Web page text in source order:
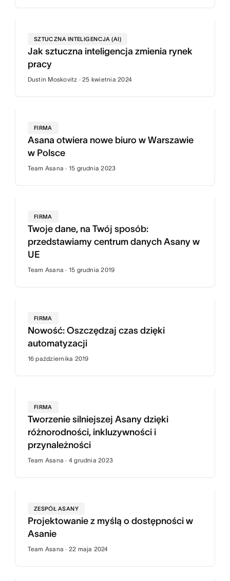
SZTUCZNA INTELIGENCJA (AI)
Jak sztuczna inteligencja zmienia rynek
pracy
Dustin Moskovitz · 25 kwietnia 2024
FIRMA
Asana otwiera nowe biuro w Warszawie
w Polsce
Team Asana · 15 grudnia 2023
FIRMA
Twoje dane, na Twój sposób:
przedstawiamy centrum danych Asany w
UE
Team Asana · 15 grudnia 2019
FIRMA
Nowość: Oszczędzaj czas dzięki
automatyzacji
16 października 2019
FIRMA
Tworzenie silniejszej Asany dzięki
różnorodności, inkluzywności i
przynależności
Team Asana · 4 grudnia 2023
ZESPÓŁ ASANY
Projektowanie z myślą o dostępności w
Asanie
Team Asana · 22 maja 2024